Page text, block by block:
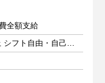
全額支給
週2日以上 1日8時間以上 シフト自由・自己申告